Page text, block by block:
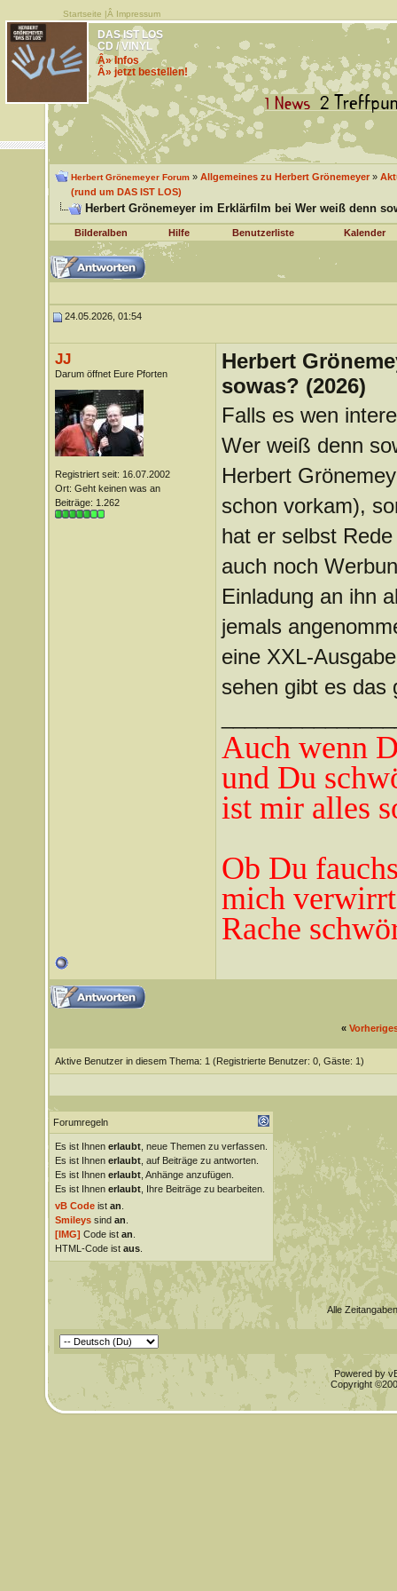
Startseite |Â Impressum
DAS IST LOS
CD / VINYL
Â» Infos
Â» jetzt bestellen!
Herbert Grönemeyer Forum» Allgemeines zu Herbert Grönemeyer»
(rund um DAS IST LOS)
Herbert Grönemeyer im Erklärfilm bei Wer weiß denn
Bilderalben Hilfe Benutzerliste Kalender
24.05.2026, 01:54
JJ
Darum öffnet Eure Pforten
Registriert seit: 16.07.2002
Ort: Geht keinen was an
Beiträge: 1.262
Herbert
sowas? (2026)
Falls es wen
Wer weiß denn
Herbert
schon vorkam),
hat er selbst
auch noch
Einladung an ihn
jemals
eine XXL-
sehen gibt es
Auch wenn
und Du
ist mir alles
Ob Du
mich
Rache
«
Aktive Benutzer in diesem Thema: 1 (Registrierte Benutzer: 0, Gäste: 1)
Forumregeln
Es ist Ihnen erlaubt, neue Themen zu verfassen.
Es ist Ihnen erlaubt, auf Beiträge zu antworten.
Es ist Ihnen erlaubt, Anhänge anzufügen.
Es ist Ihnen erlaubt, Ihre Beiträge zu bearbeiten.
vB Codeist an
Smileyssind an
[IMG] Code ist an
HTML-Code ist aus.
Alle
Powered by
Copyright